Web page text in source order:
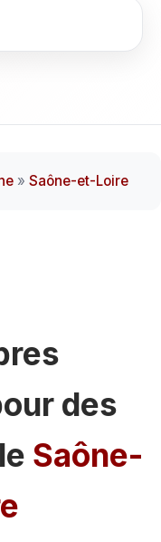
» Saône-et-Loire
des
Saône-